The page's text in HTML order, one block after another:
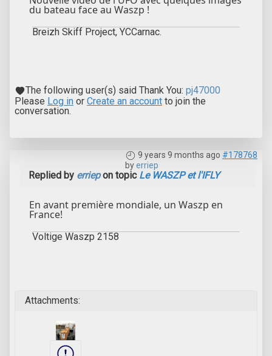
du bateau face au Waszp !
Breizh Skiff Project, YCCarnac.
The following user(s) said Thank You: pj47000
Please Log in or Create an account to join the
conversation.
9 years 9 months ago #178768
byerriep
Replied by erriepon topic Le WASZP et l'IFLY
En avant première mondiale, un Waszp en
France!
Voltige Waszp 2158
Attachments: